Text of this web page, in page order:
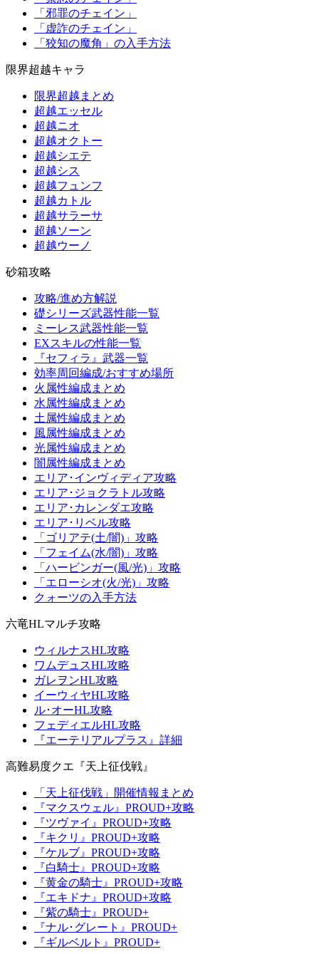
「邪罪のチェイン」
「虚詐のチェイン」
「狡知の魔角」の入手方法
限界超越キャラ
限界超越まとめ
超越エッセル
超越ニオ
超越オクトー
超越シエテ
超越シス
超越フュンフ
超越カトル
超越サラーサ
超越ソーン
超越ウーノ
砂箱攻略
攻略/進め方解説
礎シリーズ武器性能一覧
ミーレス武器性能一覧
EXスキルの性能一覧
『セフィラ』武器一覧
効率周回編成/おすすめ場所
火属性編成まとめ
水属性編成まとめ
土属性編成まとめ
風属性編成まとめ
光属性編成まとめ
闇属性編成まとめ
エリア･インヴィディア攻略
エリア･ジョクラトル攻略
エリア･カレンダエ攻略
エリア･リベル攻略
「ゴリアテ(土/闇)」攻略
「フェイム(水/闇)」攻略
「ハービンガー(風/光)」攻略
「エローシオ(火/光)」攻略
クォーツの入手方法
六竜HLマルチ攻略
ウィルナスHL攻略
ワムデュスHL攻略
ガレヲンHL攻略
イーウィヤHL攻略
ル･オーHL攻略
フェディエルHL攻略
『エーテリアルプラス』詳細
高難易度クエ『天上征伐戦』
「天上征伐戦」開催情報まとめ
『マクスウェル』PROUD+攻略
『ツヴァイ』PROUD+攻略
『キクリ』PROUD+攻略
『ケルブ』PROUD+攻略
『白騎士』PROUD+攻略
『黄金の騎士』PROUD+攻略
『エキドナ』PROUD+攻略
『紫の騎士』PROUD+
『ナル･グレート』PROUD+
『ギルベルト』PROUD+